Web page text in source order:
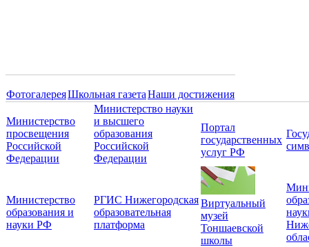
ФотогалереяШкольная газетаНаши достижения
Министерство
просвещения
Российской
Федерации
Министерство науки
и высшего
образования
Российской
Федерации
Портал
государственных
услуг РФ
Министерство
образования и
науки РФ
РГИС Нижегородская
образовательная
платформа
Виртуальный
музей
Тоншаевской
школы